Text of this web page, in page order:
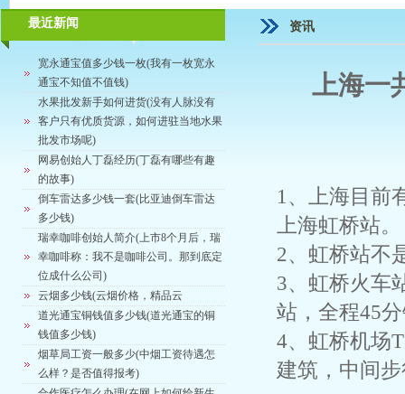
最近新闻
宽永通宝值多少钱一枚(我有一枚宽永
通宝不知值不值钱)
水果批发新手如何进货(没有人脉没有
客户只有优质货源，如何进驻当地水果
批发市场呢)
网易创始人丁磊经历(丁磊有哪些有趣
的故事)
倒车雷达多少钱一套(比亚迪倒车雷达
多少钱)
瑞幸咖啡创始人简介(上市8个月后，瑞
幸咖啡称：我不是咖啡公司。那到底定
位成什么公司)
云烟多少钱(云烟价格，精品云
道光通宝铜钱值多少钱(道光通宝的铜
钱值多少钱)
烟草局工资一般多少(中烟工资待遇怎
么样？是否值得报考)
资讯
上海一
1、上海目前
上海虹桥站。
2、虹桥站不
3、虹桥火
站，全程45
4、虹桥机场
建筑，中间